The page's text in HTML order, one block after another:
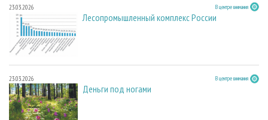
23.03.2026 В центре внимания
Лесопромышленный комплекс России
23.03.2026 В центре внимания
Деньги под ногами